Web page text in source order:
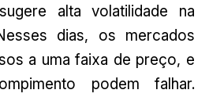
alta volatilidade na
dias, os mercados
a uma faixa de preço, e
podem falhar.